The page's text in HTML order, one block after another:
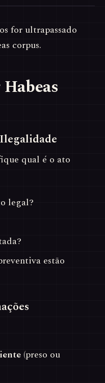
for ultrapassado
corpus.
qual é o ato
legal?
estão
(preso ou